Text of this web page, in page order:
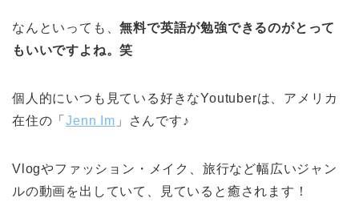
なんといっても、無料で英語が勉強できるのがとって
もいいですよね。笑
個人的にいつも見ている好きなYoutuberは、アメリカ
在住の「Jenn Im 」さんです♪
Vlogやファッション・メイク、旅行など幅広いジャン
ルの動画を出していて、見ていると癒されます！